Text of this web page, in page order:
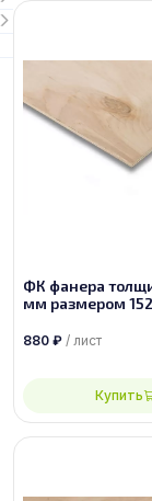
ФК фанера
мм размером
880 ₽ / лист
Купить